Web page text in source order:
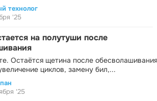
технолог
'25
на полутуши после
Остаётся щетина после
циклов, замену бил,...
'25